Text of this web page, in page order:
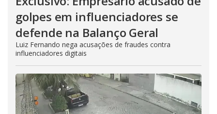
golpes em influenciadores se
defende na Balanço Geral
Luiz Fernando nega acusações de fraudes contra
influenciadores digitais